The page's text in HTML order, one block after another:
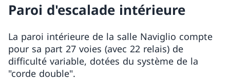
Paroi d'escalade intérieure
La paroi intérieure de la salle Naviglio compte
pour sa part 27 voies (avec 22 relais) de
difficulté variable, dotées du système de la
"corde double".